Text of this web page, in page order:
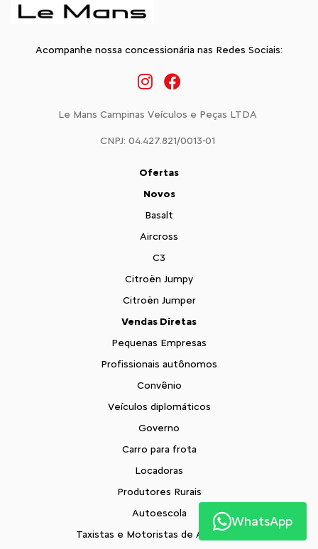
Acompanhe nossa concessionária nas Redes Sociais:
Le Mans Campinas Veículos e Peças LTDA
CNPJ: 04.427.821/0013-01
Ofertas
Novos
Basalt
Aircross
C3
Citroën Jumpy
Citroën Jumper
Vendas Diretas
Pequenas Empresas
Profissionais autônomos
Convênio
Veículos diplomáticos
Governo
Carro para frota
Locadoras
Produtores Rurais
Autoescola
Taxistas e Motoristas de Aplicativo
WhatsApp